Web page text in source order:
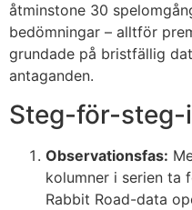
Panel
Panel
panel
panel
panel
giriş
åtminstone 30
bedömningar – alltför
grundade på bristfällig
antaganden.
Steg-för-steg-
Observationsfas:
kolumner i serien ta
Rabbit Road-data